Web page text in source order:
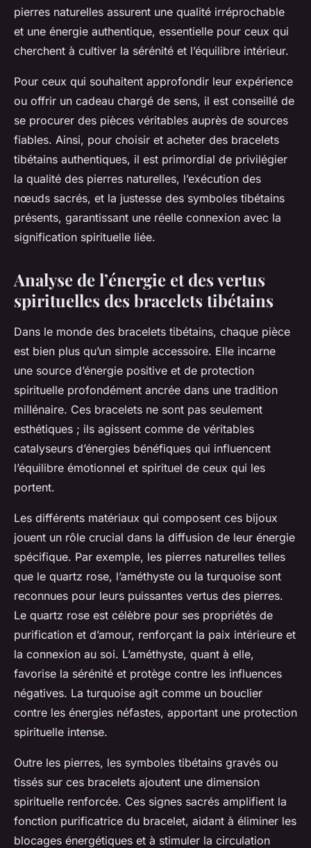
pierres naturelles assurent une qualité irréprochable
et une énergie authentique, essentielle pour ceux qui
cherchent à cultiver la sérénité et l’équilibre intérieur.
Pour ceux qui souhaitent approfondir leur expérience
ou offrir un cadeau chargé de sens, il est conseillé de
se procurer des pièces véritables auprès de sources
fiables. Ainsi, pour choisir et acheter des bracelets
tibétains authentiques, il est primordial de privilégier
la qualité des pierres naturelles, l’exécution des
nœuds sacrés, et la justesse des symboles tibétains
présents, garantissant une réelle connexion avec la
signification spirituelle liée.
Analyse de l’énergie et des vertus
spirituelles des bracelets tibétains
Dans le monde des bracelets tibétains, chaque pièce
est bien plus qu’un simple accessoire. Elle incarne
une source d’énergie positive et de protection
spirituelle profondément ancrée dans une tradition
millénaire. Ces bracelets ne sont pas seulement
esthétiques ; ils agissent comme de véritables
catalyseurs d’énergies bénéfiques qui influencent
l’équilibre émotionnel et spirituel de ceux qui les
portent.
Les différents matériaux qui composent ces bijoux
jouent un rôle crucial dans la diffusion de leur énergie
spécifique. Par exemple, les pierres naturelles telles
que le quartz rose, l’améthyste ou la turquoise sont
reconnues pour leurs puissantes vertus des pierres.
Le quartz rose est célèbre pour ses propriétés de
purification et d’amour, renforçant la paix intérieure et
la connexion au soi. L’améthyste, quant à elle,
favorise la sérénité et protège contre les influences
négatives. La turquoise agit comme un bouclier
contre les énergies néfastes, apportant une protection
spirituelle intense.
Outre les pierres, les symboles tibétains gravés ou
tissés sur ces bracelets ajoutent une dimension
spirituelle renforcée. Ces signes sacrés amplifient la
fonction purificatrice du bracelet, aidant à éliminer les
blocages énergétiques et à stimuler la circulation